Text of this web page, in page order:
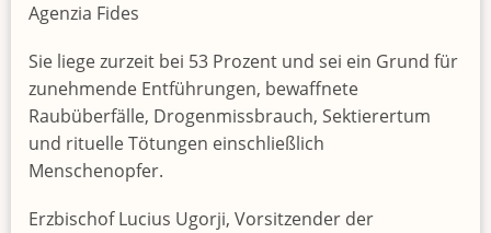
Agenzia Fides
Sie liege zurzeit bei 53 Prozent und sei ein Grund für
zunehmende Entführungen, bewaffnete
Raubüberfälle, Drogenmissbrauch, Sektierertum
und rituelle Tötungen einschließlich
Menschenopfer.
Erzbischof Lucius Ugorji, Vorsitzender der